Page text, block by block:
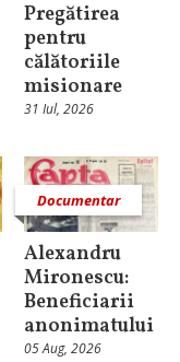
Pregătirea
pentru
călătoriile
misionare
31 Iul, 2026
Documentar
Alexandru
Mironescu:
Beneficiarii
anonimatului
05 Aug, 2026